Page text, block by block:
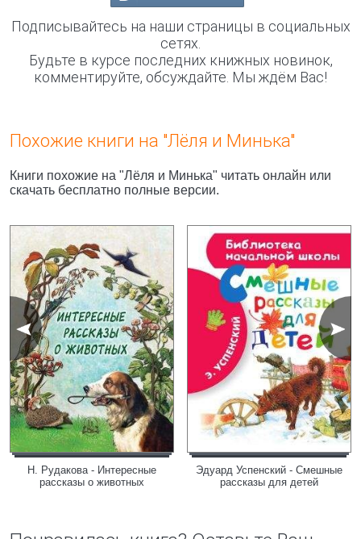
Подписывайтесь на наши страницы в социальных
сетях.
Будьте в курсе последних книжных новинок,
комментируйте, обсуждайте. Мы ждём Вас!
Похожие книги на "Лёля и Минька"
Книги похожие на "Лёля и Минька" читать онлайн или
скачать бесплатно полные версии.
Н. Рудакова - Интересные
рассказы о животных
Эдуард Успенский - Смешные
рассказы для детей